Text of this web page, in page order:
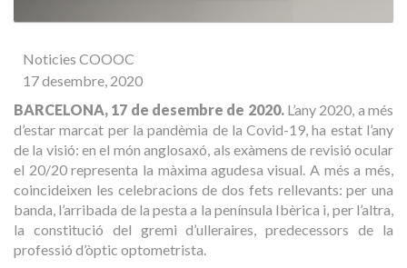
Noticies COOOC
17 desembre, 2020
BARCELONA, 17 de desembre de 2020. L’any 2020, a més
d’estar marcat per la pandèmia de la Covid-19, ha estat l’any
de la visió: en el món anglosaxó, als exàmens de revisió ocular
el 20/20 representa la màxima agudesa visual. A més a més,
coincideixen les celebracions de dos fets rellevants: per una
banda, l’arribada de la pesta a la península Ibèrica i, per l’altra,
la constitució del gremi d’ulleraires, predecessors de la
professió d’òptic optometrista.